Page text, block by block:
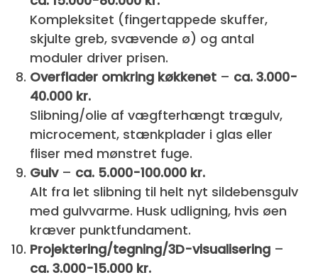
Kompleksitet (finger­tappede skuffer,
skjulte greb, svævende ø) og antal
moduler driver prisen.
Overflader omkring køkkenet – ca. 3.000-
40.000 kr.
Sli­bning/oli­e af væg­fterhængt trægulv,
micro­cement, stænk­plader i glas eller
fliser med mønstret fuge.
Gulv– ca. 5.000-100.000 kr.
Alt fra let slibning til helt nyt silde­bensgulv
med gulvvarme. Husk udligning, hvis øen
kræver punkt­fundament.
Projektering/tegning/3D-visualisering –
ca. 3.000-15.000 kr.